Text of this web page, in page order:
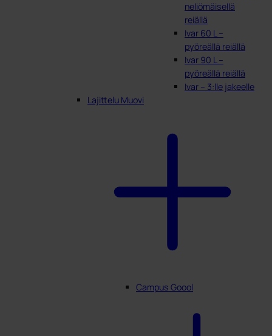
neliömäisellä
reiällä
Ivar 60 L –
pyöreällä reiällä
Ivar 90 L –
pyöreällä reiällä
Ivar – 3:lle jakeelle
Lajittelu Muovi
Campus Goool